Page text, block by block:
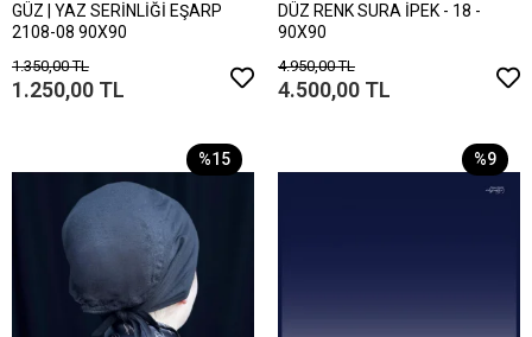
GÜZ | YAZ SERİNLİĞİ EŞARP
2108-08 90X90
1.350,00 TL
1.250,00 TL
DÜZ RENK SURA İPEK - 18 -
90X90
4.950,00 TL
4.500,00 TL
%15 %9